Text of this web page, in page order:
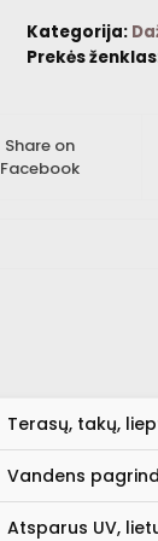
Kategorija:
Prekės
Share on
Facebook
Terasų, takų,
Vandens
Atsparus UV,